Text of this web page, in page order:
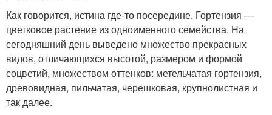
Как говорится, истина где-то посередине. Гортензия —
цветковое растение из одноименного семейства. На
сегодняшний день выведено множество прекрасных
видов, отличающихся высотой, размером и формой
соцветий, множеством оттенков: метельчатая гортензия,
древовидная, пильчатая, черешковая, крупнолистная и
так далее.